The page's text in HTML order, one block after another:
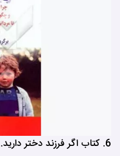
6. کتاب اگر فرزند دختر دارید...